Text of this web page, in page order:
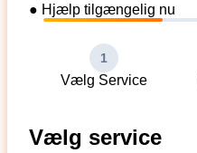
● Hjælp tilgængelig nu
1
Vælg Service
Vælg service